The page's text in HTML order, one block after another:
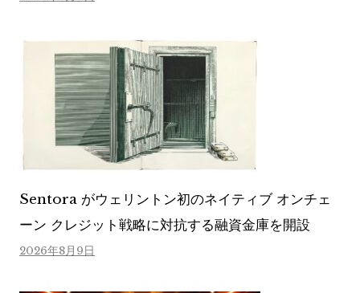
Sentora がウェリントン初のネイティブ オンチェ
ーン クレジット戦略に対抗する融資金庫を開設
2026年8月9日